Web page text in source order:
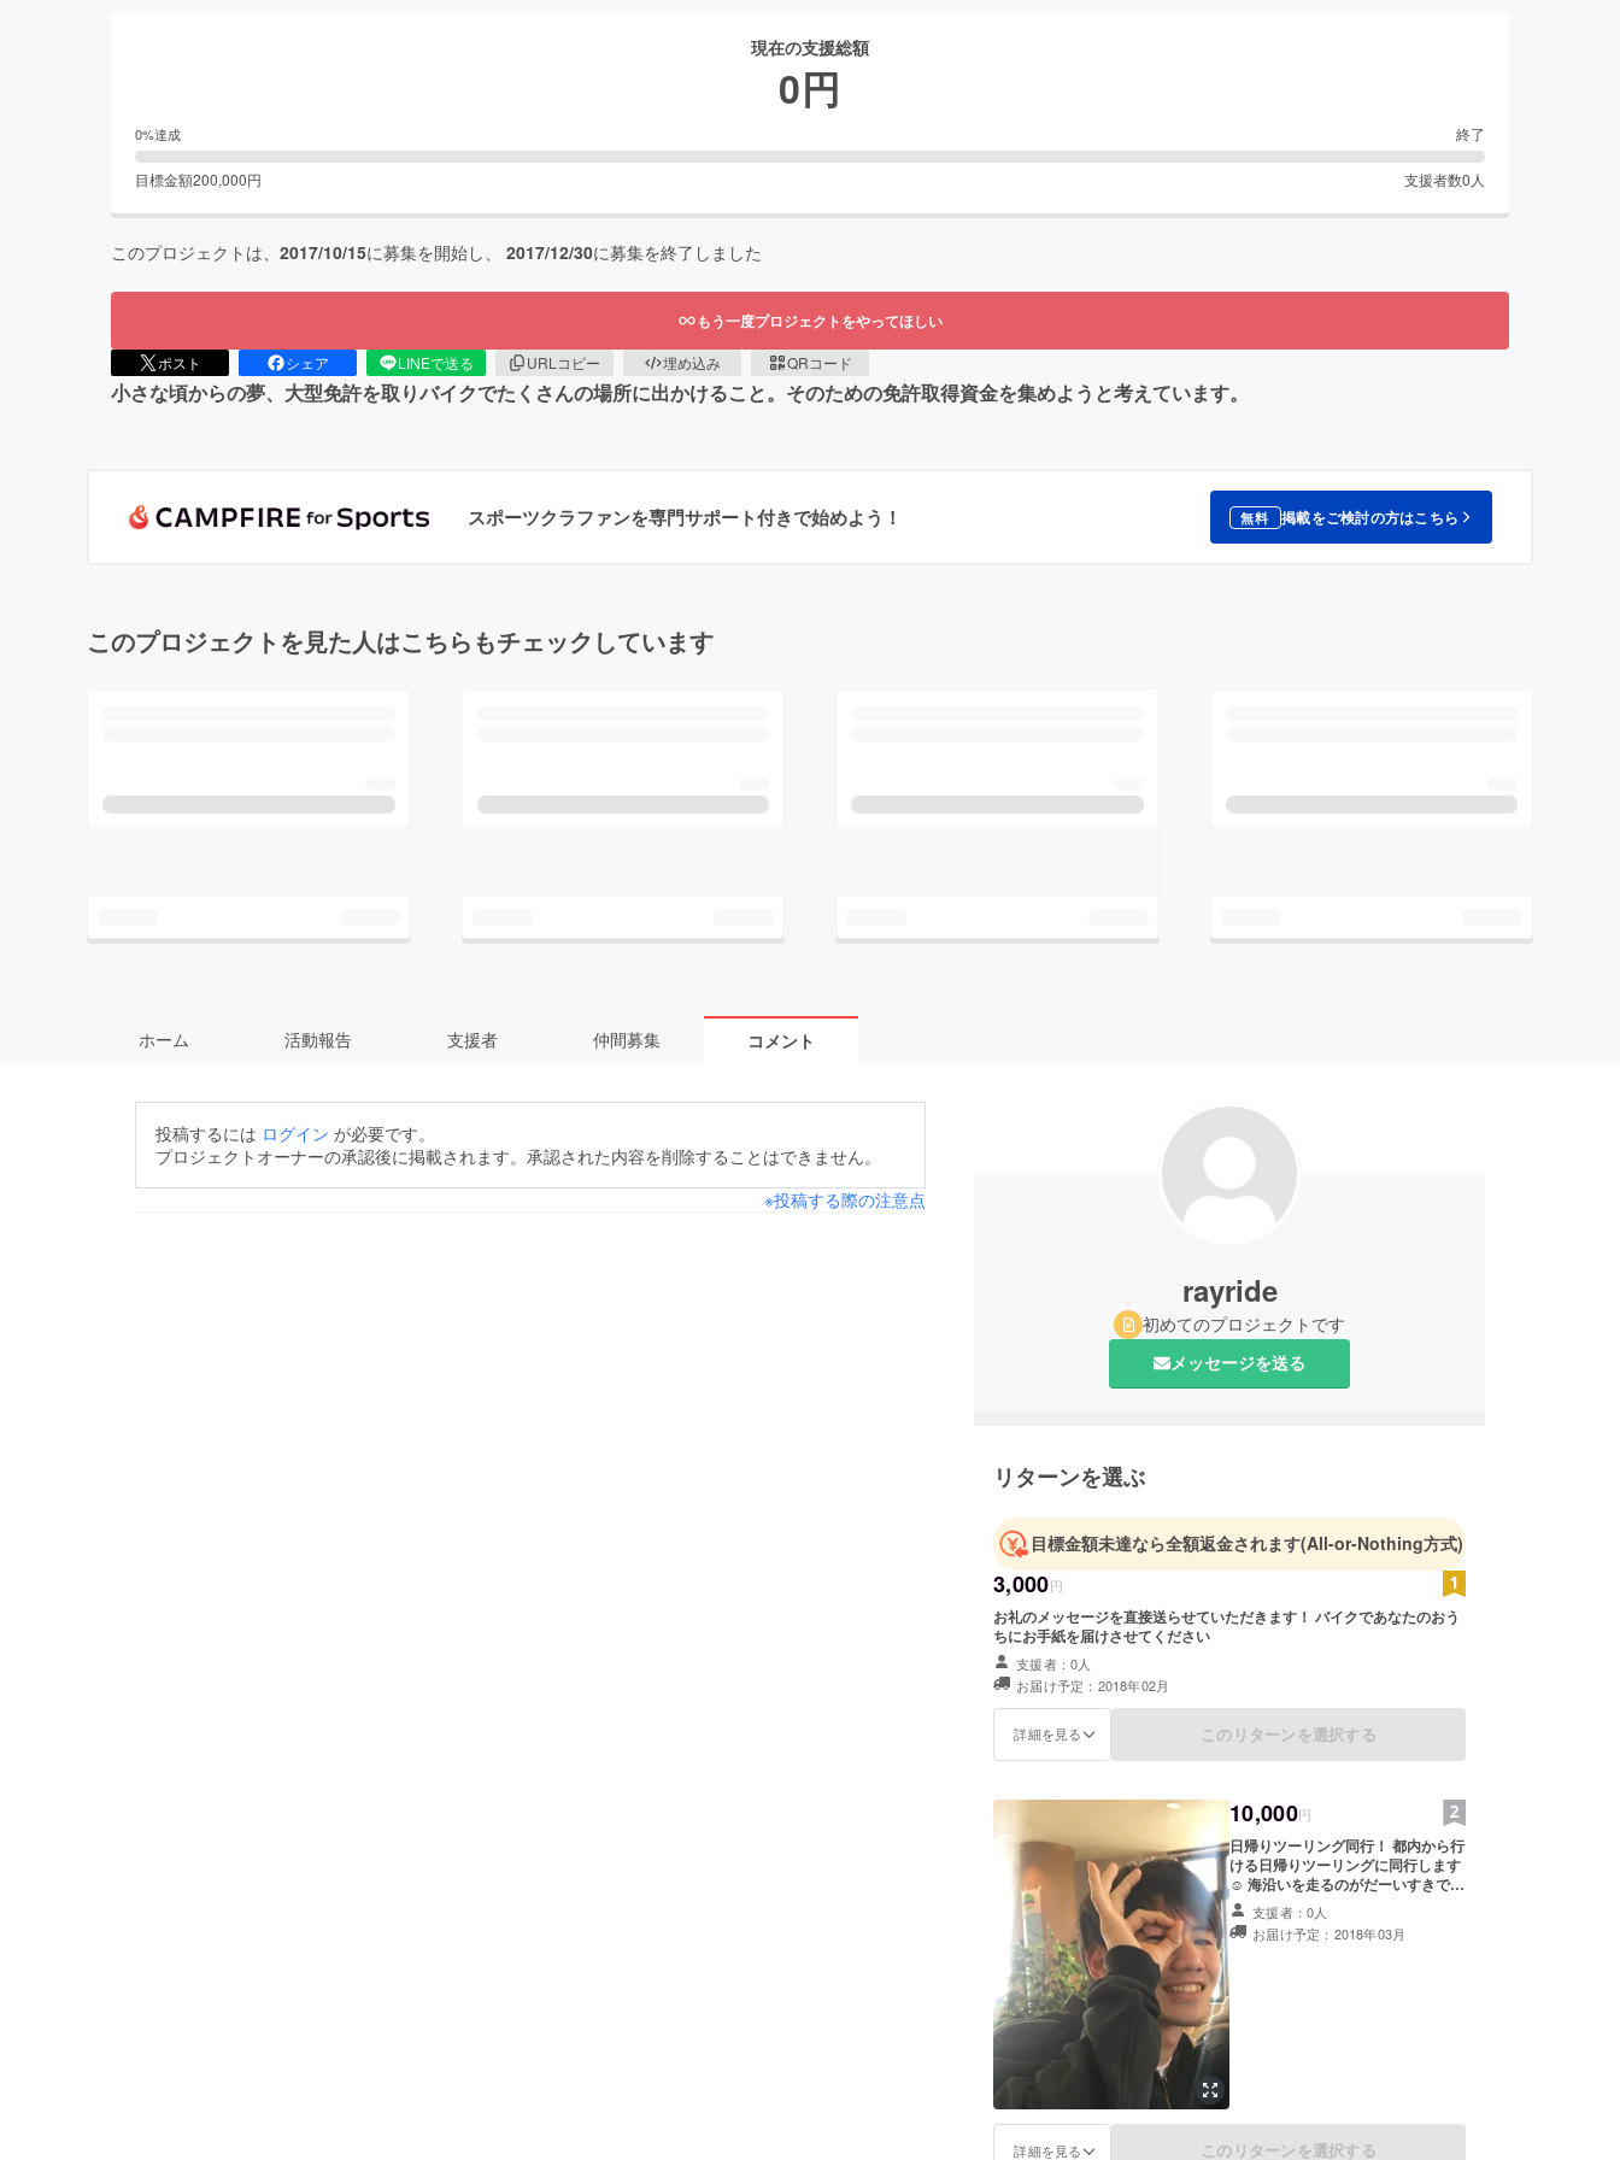
現在の支援総額
0円
0%達成 終了
目標金額200,000円 支援者数0 人
このプロジェクトは、 2017/10/15に募集を開始し、 2017/12/30に募集を終了しました
もう一度プロジェクトをやってほしい
ポスト シェア LINEで送る URLコピー 埋め込み QRコード
小さな頃からの夢、大型免許を取りバイクでたくさんの場所に出かけること。そのための免許取得資金を集めようと考えています。
スポーツクラファンを専門サポート付きで始めよう！ 無料 掲載をご検討の方はこちら
このプロジェクトを見た人はこちらもチェックしています
ホーム 活動報告 支援者 仲間募集 コメント
投稿するには ログイン が必要です。
プロジェクトオーナーの承認後に掲載されます。承認された内容を削除することはできません。
※投稿する際の注意点
rayride
初めてのプロジェクトです
メッセージを送る
リターンを選ぶ
目標金額未達なら全額返金されます(All-or-Nothing方式)
3,000円
お礼のメッセージを直接送らせていただきます！ バイクであなたのおう
ちにお手紙を届けさせてください
支援者：0人
お届け予定：2018年02月
詳細を見る このリターンを選択する
10,000円
日帰りツーリング同行！ 都内から行
ける日帰りツーリングに同行します
☺︎ 海沿いを走るのがだーいすきで
す！支援者：0人
お届け予定：2018年03月
詳細を見る このリターンを選択する